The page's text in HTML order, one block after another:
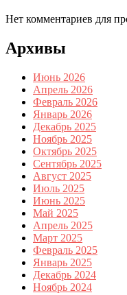
Нет комментариев для
Архивы
Июнь 2026
Апрель 2026
Февраль 2026
Январь 2026
Декабрь 2025
Ноябрь 2025
Октябрь 2025
Сентябрь 2025
Август 2025
Июль 2025
Июнь 2025
Май 2025
Апрель 2025
Март 2025
Февраль 2025
Январь 2025
Декабрь 2024
Ноябрь 2024